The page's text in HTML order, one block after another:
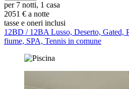
per 7 notti, 1 casa
2051 € a notte
tasse e oneri inclusi
12BD / 12BA Lusso, Deserto, Gated,
fiume, SPA, Tennis in comune